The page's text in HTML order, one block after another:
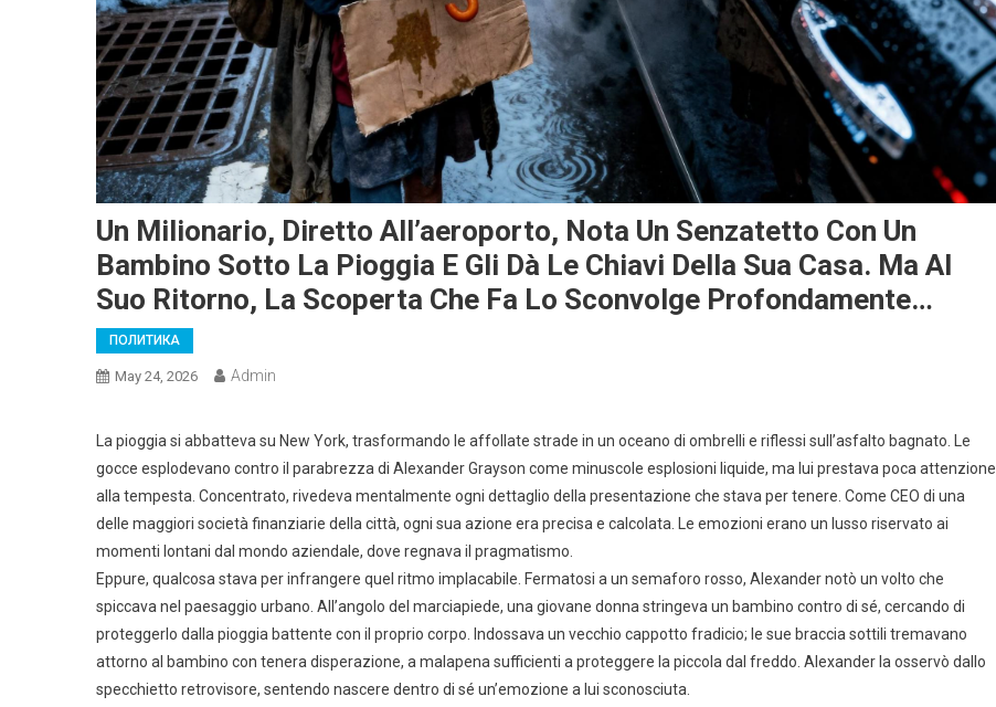
Un Milionario, Diretto All’aeroporto, Nota Un Senzatetto Con Un
Bambino Sotto La Pioggia E Gli Dà Le Chiavi Della Sua Casa. Ma Al
Suo Ritorno, La Scoperta Che Fa Lo Sconvolge Profondamente…
ПОЛИТИКА
May 24, 2026 Admin
La pioggia si abbatteva su New York, trasformando le affollate strade in un oceano di ombrelli e riflessi sull’asfalto bagnato. Le
gocce esplodevano contro il parabrezza di Alexander Grayson come minuscole esplosioni liquide, ma lui prestava poca attenzione
alla tempesta. Concentrato, rivedeva mentalmente ogni dettaglio della presentazione che stava per tenere. Come CEO di una
delle maggiori società finanziarie della città, ogni sua azione era precisa e calcolata. Le emozioni erano un lusso riservato ai
momenti lontani dal mondo aziendale, dove regnava il pragmatismo.
Eppure, qualcosa stava per infrangere quel ritmo implacabile. Fermatosi a un semaforo rosso, Alexander notò un volto che
spiccava nel paesaggio urbano. All’angolo del marciapiede, una giovane donna stringeva un bambino contro di sé, cercando di
proteggerlo dalla pioggia battente con il proprio corpo. Indossava un vecchio cappotto fradicio; le sue braccia sottili tremavano
attorno al bambino con tenera disperazione, a malapena sufficienti a proteggere la piccola dal freddo. Alexander la osservò dallo
specchietto retrovisore, sentendo nascere dentro di sé un’emozione a lui sconosciuta.